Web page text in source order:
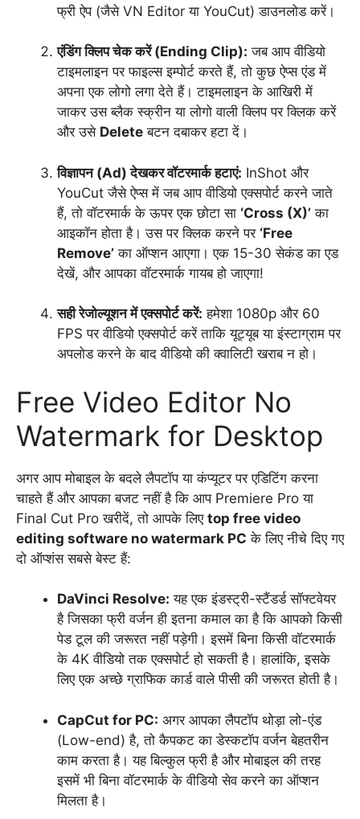
फ्री ऐप (जैसे VN Editor या YouCut) डाउनलोड करें।
एंडिंग क्लिप चेक करें (Ending Clip): जब आप वीडियो
टाइमलाइन पर फाइल्स इम्पोर्ट करते हैं, तो कुछ ऐप्स एंड में
अपना एक लोगो लगा देते हैं। टाइमलाइन के आखिरी में
जाकर उस ब्लैक स्क्रीन या लोगो वाली क्लिप पर क्लिक करें
और उसे Delete बटन दबाकर हटा दें।
विज्ञापन (Ad) देखकर वॉटरमार्क हटाएं: InShot और
YouCut जैसे ऐप्स में जब आप वीडियो एक्सपोर्ट करने जाते
हैं, तो वॉटरमार्क के ऊपर एक छोटा सा ‘Cross (X)’ का
आइकॉन होता है। उस पर क्लिक करने पर ‘Free
Remove’ का ऑप्शन आएगा। एक 15-30 सेकंड का एड
देखें, और आपका वॉटरमार्क गायब हो जाएगा!
सही रेजोल्यूशन में एक्सपोर्ट करें: हमेशा 1080p और 60
FPS पर वीडियो एक्सपोर्ट करें ताकि यूट्यूब या इंस्टाग्राम पर
अपलोड करने के बाद वीडियो की क्वालिटी खराब न हो।
Free Video Editor No
Watermark for Desktop
अगर आप मोबाइल के बदले लैपटॉप या कंप्यूटर पर एडिटिंग करना
चाहते हैं और आपका बजट नहीं है कि आप Premiere Pro या
Final Cut Pro खरीदें, तो आपके लिए top free video
editing software no watermark PC के लिए नीचे दिए गए
दो ऑप्शंस सबसे बेस्ट हैं:
DaVinci Resolve: यह एक इंडस्ट्री-स्टैंडर्ड सॉफ्टवेयर
है जिसका फ्री वर्जन ही इतना कमाल का है कि आपको किसी
पेड टूल की जरूरत नहीं पड़ेगी। इसमें बिना किसी वॉटरमार्क
के 4K वीडियो तक एक्सपोर्ट हो सकती है। हालांकि, इसके
लिए एक अच्छे ग्राफिक कार्ड वाले पीसी की जरूरत होती है।
CapCut for PC: अगर आपका लैपटॉप थोड़ा लो-एंड
(Low-end) है, तो कैपकट का डेस्कटॉप वर्जन बेहतरीन
काम करता है। यह बिल्कुल फ्री है और मोबाइल की तरह
इसमें भी बिना वॉटरमार्क के वीडियो सेव करने का ऑप्शन
मिलता है।